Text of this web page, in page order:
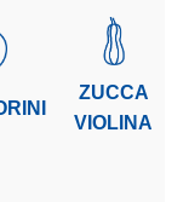
ZUCCA
VIOLINA